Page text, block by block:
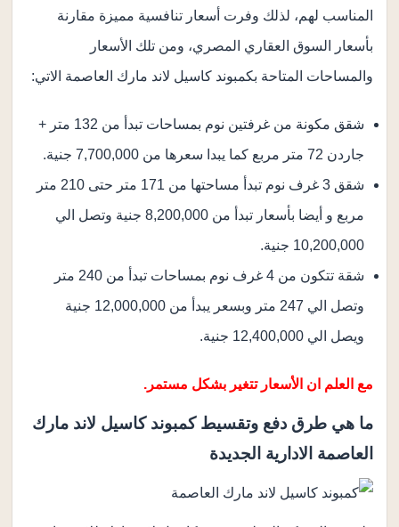
المناسب لهم، لذلك وفرت أسعار تنافسية مميزة مقارنة
بأسعار السوق العقاري المصري، ومن تلك الأسعار
والمساحات المتاحة بكمبوند كاسيل لاند مارك العاصمة الاتي:
شقق مكونة من غرفتين نوم بمساحات تبدأ من 132 متر +
جاردن 72 متر مربع كما يبدا سعرها من 7,700,000 جنية.
شقق 3 غرف نوم تبدأ مساحتها من 171 متر حتى 210 متر
مربع و أيضا بأسعار تبدأ من 8,200,000 جنية وتصل الي
10,200,000 جنية.
شقة تتكون من 4 غرف نوم بمساحات تبدأ من 240 متر
وتصل الي 247 متر وبسعر يبدأ من 12,000,000 جنية
ويصل الي 12,400,000 جنية.
مع العلم ان الأسعار تتغير بشكل مستمر.
ما هي طرق دفع وتقسيط كمبوند كاسيل لاند مارك
العاصمة الادارية الجديدة